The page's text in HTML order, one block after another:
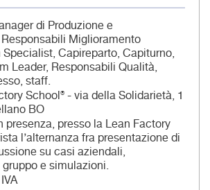
di Produzione e
Miglioramento
Capireparto, Capiturno,
Leader, Responsabili Qualità,
staff.
School® - via della Solidarietà, 1
BO
presenza, presso la Lean Factory
l’alternanza fra presentazione di
su casi aziendali,
e simulazioni.